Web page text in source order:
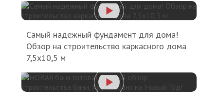
Самый надежный фундамент для дома!
Обзор на строительство каркасного дома
7,5х10,5 м